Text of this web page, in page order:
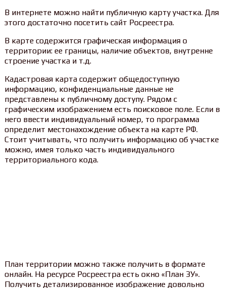
В интернете можно найти публичную карту участка. Для
этого достаточно посетить сайт Росреестра.
В карте содержится графическая информация о
территории: ее границы, наличие объектов, внутренне
строение участка и т.д.
Кадастровая карта содержит общедоступную
информацию, конфиденциальные данные не
представлены к публичному доступу. Рядом с
графическим изображением есть поисковое поле. Если в
него ввести индивидуальный номер, то программа
определит местонахождение объекта на карте РФ.
Стоит учитывать, что получить информацию об участке
можно, имея только часть индивидуального
территориального кода.
План территории можно также получить в формате
онлайн. На ресурсе Росреестра есть окно «План ЗУ».
Получить детализированное изображение довольно